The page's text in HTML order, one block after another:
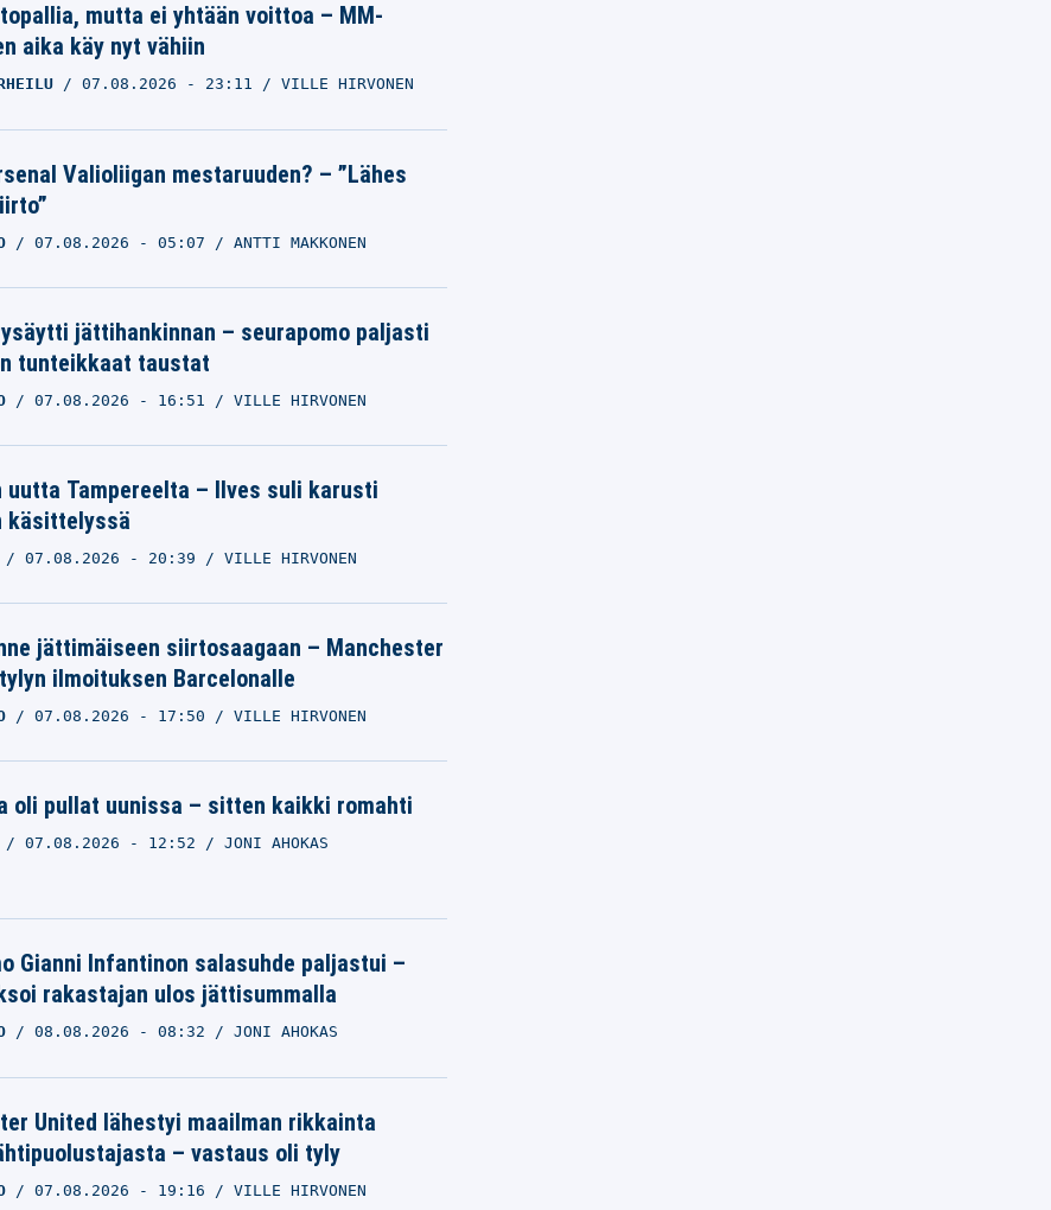
mutta ei yhtään voittoa – MM-
aika käy nyt vähiin
07.08.2026 - 23:11 VILLE HIRVONEN
Valioliigan mestaruuden? – ”Lähes
07.08.2026 - 05:07 ANTTI MAKKONEN
jättihankinnan – seurapomo paljasti
tunteikkaat taustat
07.08.2026 - 16:51 VILLE HIRVONEN
uutta Tampereelta – Ilves suli karusti
käsittelyssä
07.08.2026 - 20:39 VILLE HIRVONEN
jättimäiseen siirtosaagaan – Manchester
ilmoituksen Barcelonalle
07.08.2026 - 17:50 VILLE HIRVONEN
oli pullat uunissa – sitten kaikki romahti
07.08.2026 - 12:52 JONI AHOKAS
Gianni Infantinon salasuhde paljastui –
rakastajan ulos jättisummalla
08.08.2026 - 08:32 JONI AHOKAS
United lähestyi maailman rikkainta
– vastaus oli tyly
07.08.2026 - 19:16 VILLE HIRVONEN